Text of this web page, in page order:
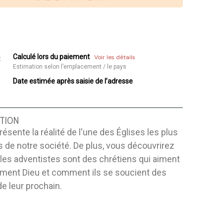
Calculé lors du paiement Voir les détails
Estimation selon l’emplacement / le pays
Date estimée après saisie de l’adresse
la réalité de l'une des Églises les plus
de notre société. De plus, vous découvrirez
adventistes sont des chrétiens qui aiment
Dieu et comment ils se soucient des
leur prochain.